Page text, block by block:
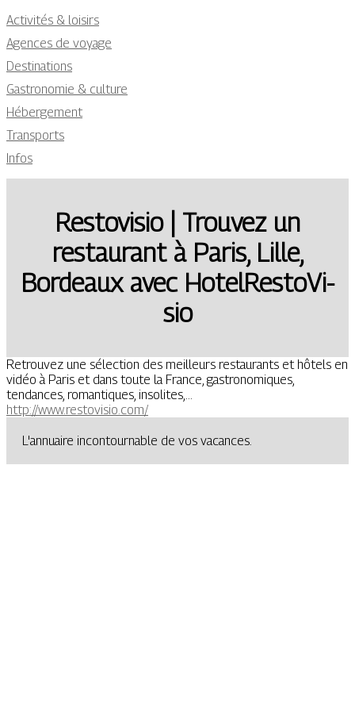
Activités & loisirs
Agences de voyage
Destinations
Gastronomie & culture
Hébergement
Transports
Infos
Restovisio | Trouvez un
restaurant à Paris, Lille,
Bordeaux avec Hotel­RestoVi­
sio
Retrouvez une sélection des meilleurs restaurants et hôtels en
vidéo à Paris et dans toute la France, gastronomiques,
tendances, romantiques, insolites,...
http://www.restovisio.com/
L'annuaire incontournable de vos vacances.